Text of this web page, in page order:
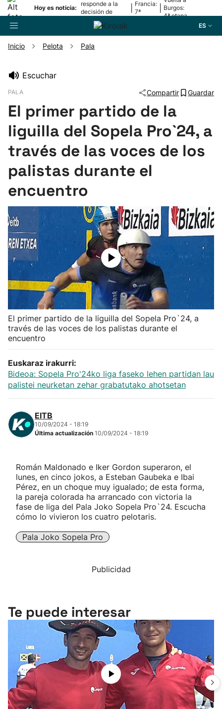
Hoy es noticia:
responde a la
decisión de
Oriamendi
Francia:
7ª
Burgos:
4ª etapa
ES
Pelota
Remo
Baloncesto
Ciclismo
Herri-kirolak
Balonmano
Kirolak 360
Atletismo
Carreras de montaña
Más deportes
"Helmuga"
Inicio Pelota Pala
Escuchar
PALA Compartir Guardar
El primer partido de la
liguilla del Sopela Pro`24, a
través de las voces de los
palistas durante el
encuentro
El primer partido de la liguilla del Sopela Pro`24, a
través de las voces de los palistas durante el
encuentro
Euskaraz irakurri:
Bideoa: Sopela Pro'24ko liga faseko lehen partidan lau
palistei neurketan zehar grabatutako ahotsetan
EITB
10/09/2024 - 18:19
Última actualización 10/09/2024 - 18:19
Román Maldonado e Iker Gordon superaron, el
lunes, en cinco jokos, a Esteban Gaubeka e Ibai
Pérez, en un choque muy igualado; de esta forma,
la pareja colorada ha arrancado con victoria la
fase de liga del Pala Joko Sopela Pro`24. Escucha
cómo lo vivieron los cuatro pelotaris.
Pala Joko Sopela Pro
Publicidad
Te puede interesar